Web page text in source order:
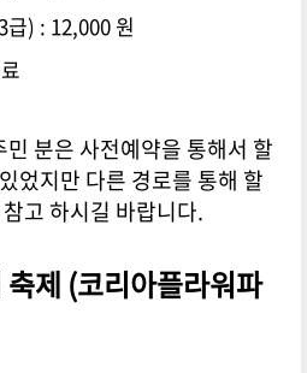
급) : 12,000 원
분은 사전예약을 통해서 할
었지만 다른 경로를 통해 할
고 하시길 바랍니다.
제 (코리아플라워파